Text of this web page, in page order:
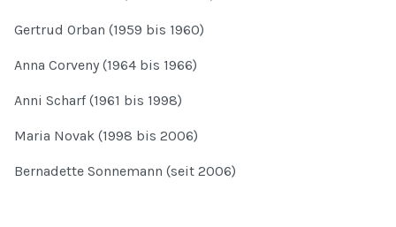
Gertrud Orban (1959 bis 1960)
Anna Corveny (1964 bis 1966)
Anni Scharf (1961 bis 1998)
Maria Novak (1998 bis 2006)
Bernadette Sonnemann (seit 2006)